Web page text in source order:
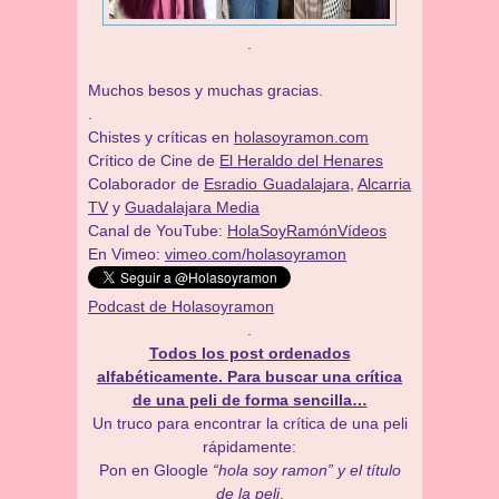
Muchos besos y muchas gracias.
Chistes y críticas en holasoyramon.com
Crítico de Cine de El Heraldo del Henares
​​Colaborador de Esradio Guadalajara Alcarria
TV y Guadalajara Media
Canal de YouTube: HolaSoyRamónVídeos
En Vimeo: vimeo.com/holasoyramon
Podcast de Holasoyramon
Todos los post ordenados
alfabéticamente. Para buscar una crítica
de una peli de forma sencilla…
Un truco para encontrar la crítica de una peli
rápidamente:
Pon en Gloogle “hola soy ramon” y el título
de la peli.